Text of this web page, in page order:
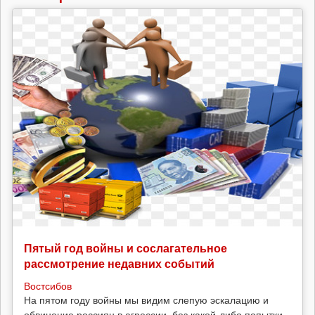
Пятый год войны и сослагательное
рассмотрение недавних событий
Востсибов
На пятом году войны мы видим слепую эскалацию и